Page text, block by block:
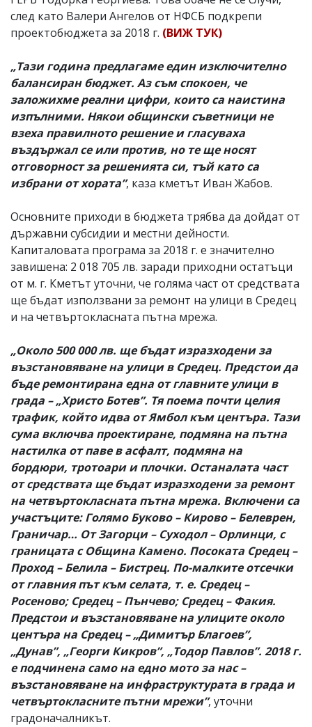
след като Валери Ангелов от НФСБ подкрепи
проектобюджета за 2018 г. (ВИЖ ТУК)
„Тази година предлагаме един изключително
балансиран бюджет. Аз съм спокоен, че
заложихме реални цифри, които са наистина
изпълними. Някои общински съветници не
взеха правилното решение и гласуваха
въздържал се или против, но те ще носят
отговорност за решенията си, тъй като са
избрани от хората”, каза кметът Иван Жабов.
Основните приходи в бюджета трябва да дойдат от
държавни субсидии и местни дейности.
Капиталовата програма за 2018 г. е значително
завишена: 2 018 705 лв. заради приходни остатъци
от м. г. Кметът уточни, че голяма част от средствата
ще бъдат използвани за ремонт на улици в Средец
и на четвъртокласната пътна мрежа.
„Около 500 000 лв. ще бъдат изразходени за
възстановяване на улици в Средец. Предстои да
бъде ремонтирана една от главните улици в
града – „Христо Ботев”. Тя поема почти целия
трафик, който идва от Ямбол към центъра. Тази
сума включва проектиране, подмяна на пътна
настилка от паве в асфалт, подмяна на
бордюри, тротоари и плочки. Останалата част
от средствата ще бъдат изразходени за ремонт
на четвъртокласната пътна мрежа. Включени са
участъците: Голямо Буково – Кирово – Белеврен,
Граничар… От Загорци – Суходол – Орлинци, с
границата с Община Камено. Посоката Средец –
Проход – Белила – Бистрец. По-малките отсечки
от главния път към селата, т. е. Средец –
Росеново; Средец – Пънчево; Средец – Факия.
Предстои и възстановяване на улиците около
центъра на Средец – „Димитър Благоев”,
„Дунав”, „Георги Кикров”, „Тодор Павлов”. 2018 г.
е подчинена само на едно мото за нас –
възстановяване на инфраструктурата в града и
четвъртокласните пътни мрежи”, уточни
градоначалникът.